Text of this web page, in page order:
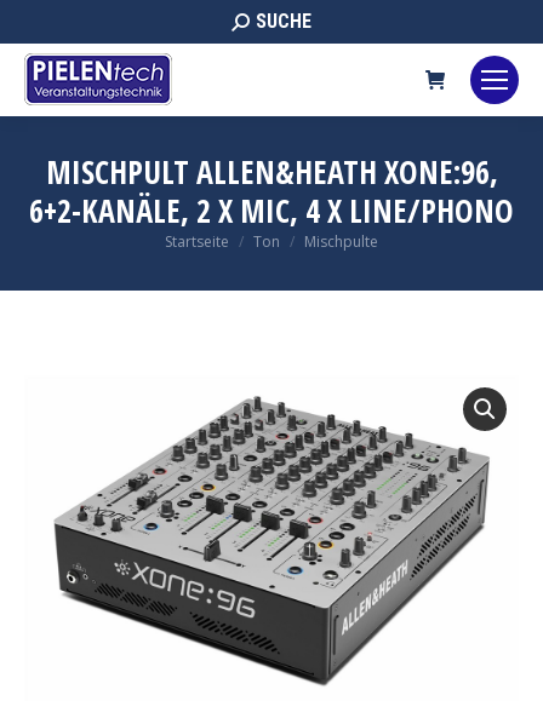
Search:
SUCHE
MISCHPULT ALLEN&HEATH XONE:96,
6+2-KANÄLE, 2 X MIC, 4 X LINE/PHONO
Sie befinden sich hier:
Startseite Ton Mischpulte